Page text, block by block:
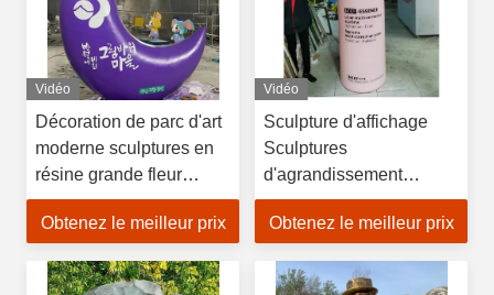
Vidéo
Décoration de parc d'art
moderne sculptures en
résine grande fleur
peinte à la main pour
jardin extérieur
Obtenez le meilleur prix
Vidéo
Sculpture d'affichage
Sculptures
d'agrandissement
cosmétique en fibre de
verre sur mesure Idéales
expériences et des
Obtenez le meilleur prix